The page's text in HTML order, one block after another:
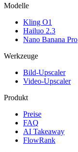
Modelle
Kling O1
Hailuo 2.3
Nano Banana Pro
Werkzeuge
Bild-Upscaler
Video-Upscaler
Produkt
Preise
FAQ
AI Takeaway
FlowRank